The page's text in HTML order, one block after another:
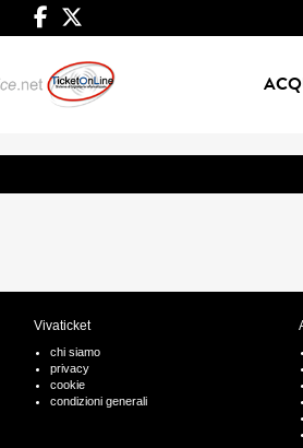
Vivaticket
chi siamo
privacy
cookie
condizioni generali